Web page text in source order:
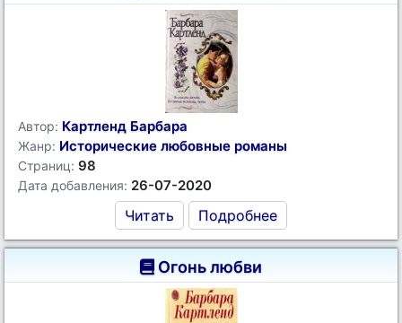
Автор: Картленд Барбара
Жанр: Исторические любовные романы
Страниц: 98
Дата добавления: 26-07-2020
Читать Подробнее
Огонь любви